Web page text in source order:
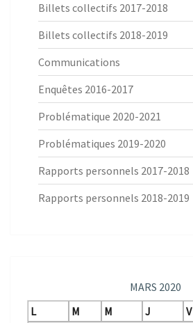
Billets collectifs 2017-2018
Billets collectifs 2018-2019
Communications
Enquêtes 2016-2017
Problématique 2020-2021
Problématiques 2019-2020
Rapports personnels 2017-2018
Rapports personnels 2018-2019
MARS 2020
L
M M J V